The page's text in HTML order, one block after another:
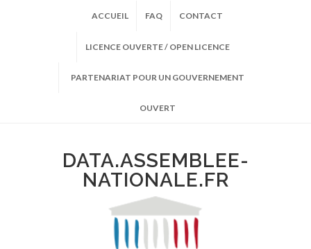
ACCUEIL FAQ CONTACT
LICENCE OUVERTE / OPEN LICENCE
PARTENARIAT POUR UN GOUVERNEMENT
OUVERT
DATA.ASSEMBLEE-
NATIONALE.FR